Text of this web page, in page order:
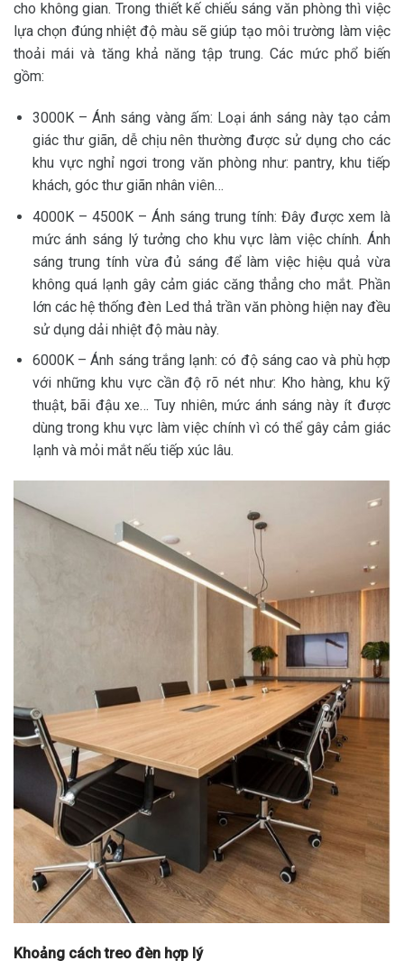
cho không gian. Trong thiết kế chiếu sáng văn phòng thì việc
lựa chọn đúng nhiệt độ màu sẽ giúp tạo môi trường làm việc
thoải mái và tăng khả năng tập trung. Các mức phổ biến
gồm:
3000K – Ánh sáng vàng ấm: Loại ánh sáng này tạo cảm
giác thư giãn, dễ chịu nên thường được sử dụng cho các
khu vực nghỉ ngơi trong văn phòng như: pantry, khu tiếp
khách, góc thư giãn nhân viên…
4000K – 4500K – Ánh sáng trung tính: Đây được xem là
mức ánh sáng lý tưởng cho khu vực làm việc chính. Ánh
sáng trung tính vừa đủ sáng để làm việc hiệu quả vừa
không quá lạnh gây cảm giác căng thẳng cho mắt. Phần
lớn các hệ thống đèn Led thả trần văn phòng hiện nay đều
sử dụng dải nhiệt độ màu này.
6000K – Ánh sáng trắng lạnh: có độ sáng cao và phù hợp
với những khu vực cần độ rõ nét như: Kho hàng, khu kỹ
thuật, bãi đậu xe… Tuy nhiên, mức ánh sáng này ít được
dùng trong khu vực làm việc chính vì có thể gây cảm giác
lạnh và mỏi mắt nếu tiếp xúc lâu.
Khoảng cách treo đèn hợp lý